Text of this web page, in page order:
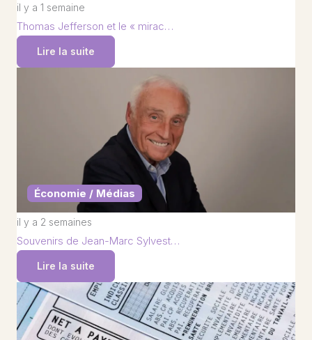
il y a 1 semaine
Thomas Jefferson et le « mirac…
Lire la suite
Économie / Médias
il y a 2 semaines
Souvenirs de Jean-Marc Sylvest…
Lire la suite